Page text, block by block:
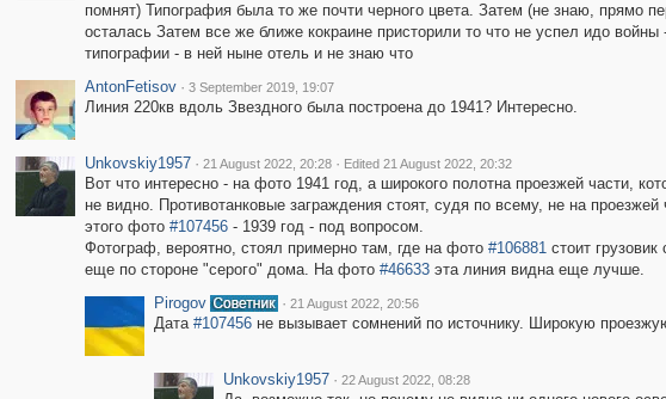
помнят) Типография была то же почти черного цвета. Затем (не знаю, прямо
осталась Затем все же ближе кокраине присторили то что не успел идо
типографии - в ней ныне отель и не знаю что
AntonFetisov · 3 September 2019, 19:07
Линия 220кв вдоль Звездного была построена до 1941? Интересно.
Unkovskiy1957 · 21 August 2022, 20:28 · Edited 21 August 2022, 20:32
Вот что интересно - на фото 1941 год, а широкого полотна проезжей части,
не видно. Противотанковые заграждения стоят, судя по всему, не на
этого фото #107456- 1939 год - под вопросом.
Фотограф, вероятно, стоял примерно там, где на фото #106881стоит
еще по стороне "серого" дома. На фото #46633эта линия видна еще лучше.
Pirogov
· 21 August 2022, 20:56
Дата #107456не вызывает сомнений по источнику. Широкую
Unkovskiy1957 · 22 August 2022, 08:28